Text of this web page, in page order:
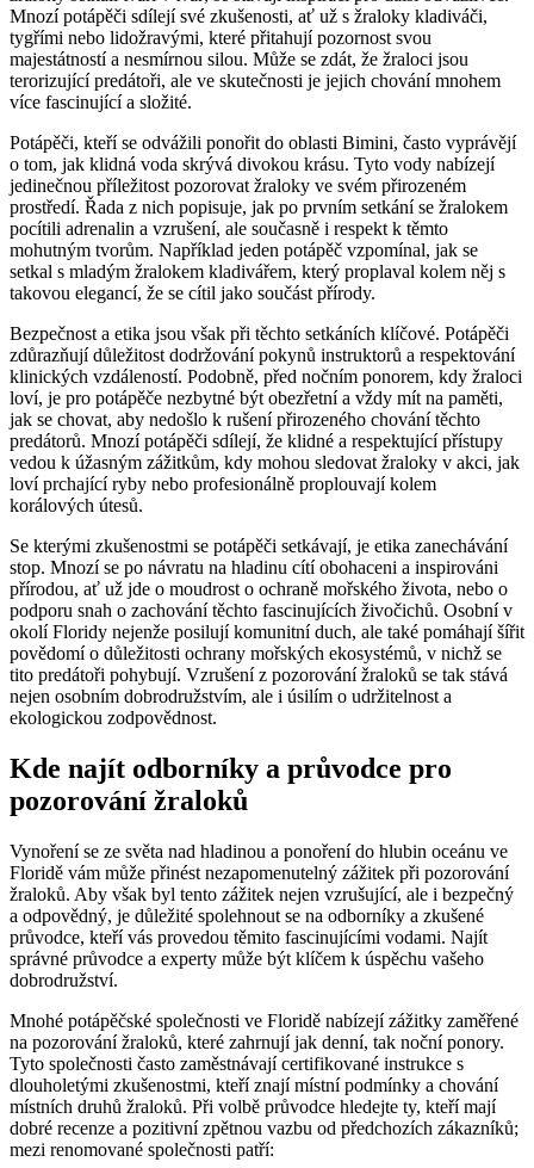
Mnozí potápěči sdílejí své zkušenosti, ať už s žraloky kladiváči,
tygřími nebo lidožravými, které přitahují pozornost svou
majestátností a nesmírnou silou. Může se zdát, že žraloci jsou
terorizující predátoři, ale ve skutečnosti je jejich chování mnohem
více fascinující a složité.
Potápěči, kteří se odvážili ponořit do oblasti Bimini, často vyprávějí
o tom, jak klidná voda skrývá divokou krásu. Tyto vody nabízejí
jedinečnou příležitost pozorovat žraloky ve svém přirozeném
prostředí. Řada z nich popisuje, jak po prvním setkání se žralokem
pocítili adrenalin a vzrušení, ale současně i respekt k těmto
mohutným tvorům. Například jeden potápěč vzpomínal, jak se
setkal s mladým žralokem kladivářem, který proplaval kolem něj s
takovou elegancí, že se cítil jako součást přírody.
Bezpečnost a etika jsou však při těchto setkáních klíčové. Potápěči
zdůrazňují důležitost dodržování pokynů instruktorů a respektování
klinických vzdáleností. Podobně, před nočním ponorem, kdy žraloci
loví, je pro potápěče nezbytné být obezřetní a vždy mít na paměti,
jak se chovat, aby nedošlo k rušení přirozeného chování těchto
predátorů. Mnozí potápěči sdílejí, že klidné a respektující přístupy
vedou k úžasným zážitkům, kdy mohou sledovat žraloky v akci, jak
loví prchající ryby nebo profesionálně proplouvají kolem
korálových útesů.
Se kterými zkušenostmi se potápěči setkávají, je etika zanechávání
stop. Mnozí se po návratu na hladinu cítí obohaceni a inspirováni
přírodou, ať už jde o moudrost o ochraně mořského života, nebo o
podporu snah o zachování těchto fascinujících živočichů. Osobní v
okolí Floridy nejenže posilují komunitní duch, ale také pomáhají šířit
povědomí o důležitosti ochrany mořských ekosystémů, v nichž se
tito predátoři pohybují. Vzrušení z pozorování žraloků se tak stává
nejen osobním dobrodružstvím, ale i úsilím o udržitelnost a
ekologickou zodpovědnost.
Kde najít odborníky a průvodce pro
pozorování žraloků
Vynoření se ze světa nad hladinou a ponoření do hlubin oceánu ve
Floridě vám může přinést nezapomenutelný zážitek při pozorování
žraloků. Aby však byl tento zážitek nejen vzrušující, ale i bezpečný
a odpovědný, je důležité spolehnout se na odborníky a zkušené
průvodce, kteří vás provedou těmito fascinujícími vodami. Najít
správné průvodce a experty může být klíčem k úspěchu vašeho
dobrodružství.
Mnohé potápěčské společnosti ve Floridě nabízejí zážitky zaměřené
na pozorování žraloků, které zahrnují jak denní, tak noční ponory.
Tyto společnosti často zaměstnávají certifikované instrukce s
dlouholetými zkušenostmi, kteří znají místní podmínky a chování
místních druhů žraloků. Při volbě průvodce hledejte ty, kteří mají
dobré recenze a pozitivní zpětnou vazbu od předchozích zákazníků;
mezi renomované společnosti patří: